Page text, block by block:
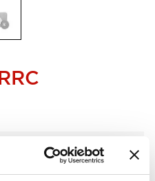
zum Zitat hinzufügen